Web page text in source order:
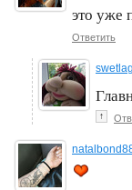
это уже
Ответить
↑